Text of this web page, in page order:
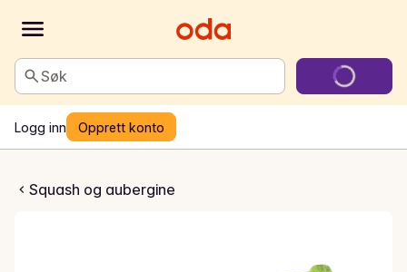
Søk
Logg inn Opprett konto
Squash og aubergine
Squash